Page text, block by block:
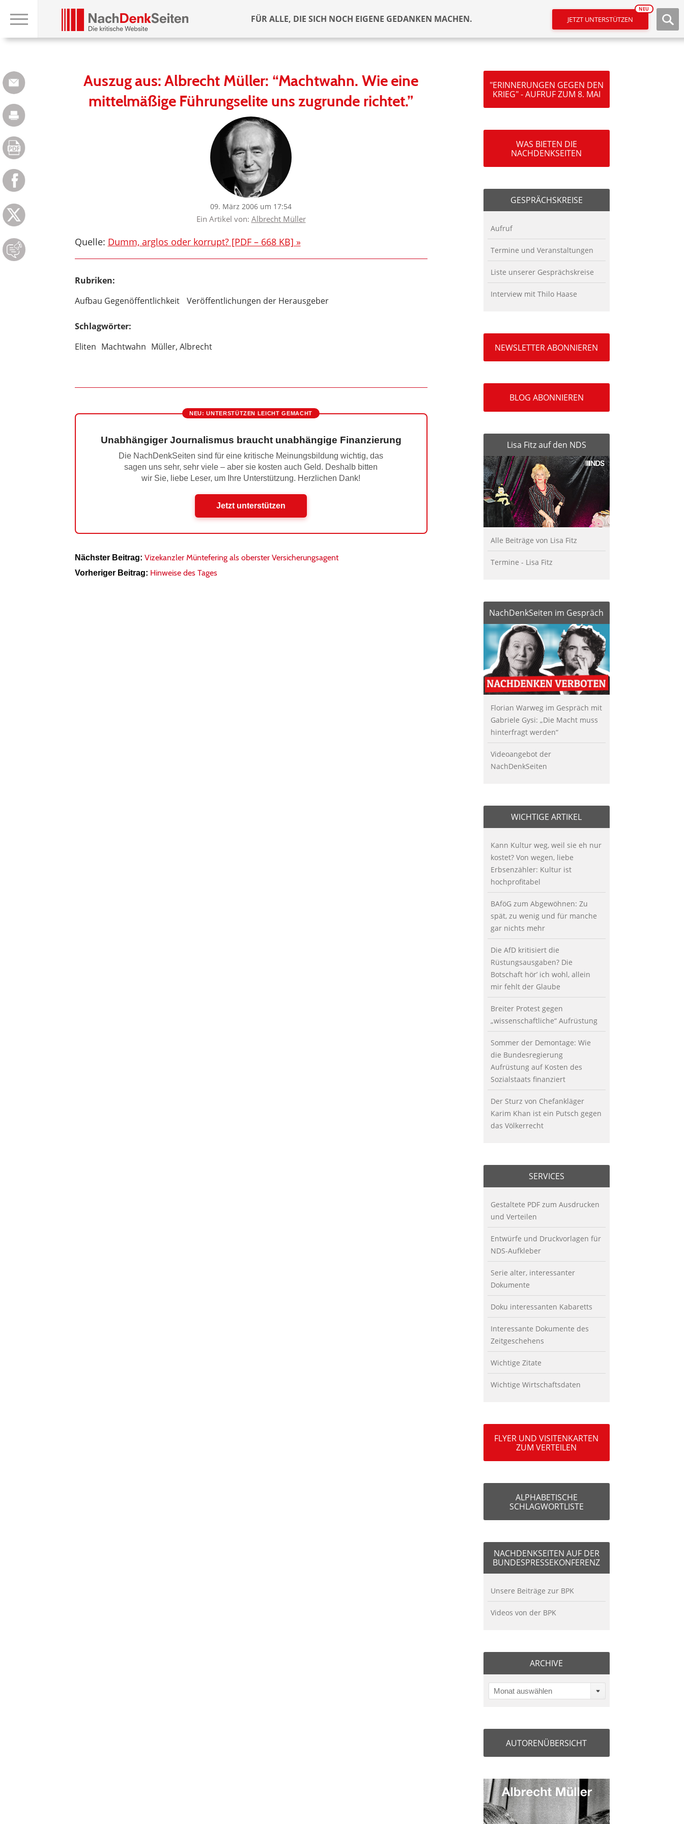
FÜR ALLE, DIE SICH NOCH EIGENE GEDANKEN MACHEN. JETZT UNTERSTÜTZEN
NEU
Auszug aus: Albrecht Müller: “Machtwahn. Wie eine
mittelmäßige Führungselite uns zugrunde richtet.”
09. März 2006 um 17:54
Ein Artikel von: Albrecht Müller
Quelle: Dumm, arglos oder korrupt? [PDF – 668 KB] »
Rubriken:
Aufbau Gegenöffentlichkeit
Veröffentlichungen der Herausgeber
Schlagwörter:
Eliten Machtwahn Müller, Albrecht
NEU: UNTERSTÜTZEN LEICHT GEMACHT
Unabhängiger Journalismus braucht unabhängige Finanzierung
Die NachDenkSeiten sind für eine kritische Meinungsbildung wichtig, das
sagen uns sehr, sehr viele – aber sie kosten auch Geld. Deshalb bitten
wir Sie, liebe Leser, um Ihre Unterstützung. Herzlichen Dank!
Jetzt unterstützen
Nächster Beitrag: Vizekanzler Müntefering als oberster Versicherungsagent
Vorheriger Beitrag: Hinweise des Tages
"ERINNERUNGEN GEGEN DEN
KRIEG" - AUFRUF ZUM 8. MAI
WAS BIETEN DIE
NACHDENKSEITEN
GESPRÄCHSKREISE
Aufruf
Termine und Veranstaltungen
Liste unserer Gesprächskreise
Interview mit Thilo Haase
NEWSLETTER ABONNIEREN
BLOG ABONNIEREN
Lisa Fitz auf den NDS
Alle Beiträge von Lisa Fitz
Termine - Lisa Fitz
NachDenkSeiten im Gespräch
Florian Warweg im Gespräch mit
Gabriele Gysi: „Die Macht muss
hinterfragt werden“
Videoangebot der
NachDenkSeiten
WICHTIGE ARTIKEL
Kann Kultur weg, weil sie eh nur
kostet? Von wegen, liebe
Erbsenzähler: Kultur ist
hochprofitabel
BAföG zum Abgewöhnen: Zu
spät, zu wenig und für manche
gar nichts mehr
Die AfD kritisiert die
Rüstungsausgaben? Die
Botschaft hör’ ich wohl, allein
mir fehlt der Glaube
Breiter Protest gegen
„wissenschaftliche“ Aufrüstung
Sommer der Demontage: Wie
die Bundesregierung
Aufrüstung auf Kosten des
Sozialstaats finanziert
Der Sturz von Chefankläger
Karim Khan ist ein Putsch gegen
das Völkerrecht
SERVICES
Gestaltete PDF zum Ausdrucken
und Verteilen
Entwürfe und Druckvorlagen für
NDS-Aufkleber
Serie alter, interessanter
Dokumente
Doku interessanten Kabaretts
Interessante Dokumente des
Zeitgeschehens
Wichtige Zitate
Wichtige Wirtschaftsdaten
FLYER UND VISITENKARTEN
ZUM VERTEILEN
ALPHABETISCHE
SCHLAGWORTLISTE
NACHDENKSEITEN AUF DER
BUNDESPRESSEKONFERENZ
Unsere Beiträge zur BPK
Videos von der BPK
ARCHIVE
Monat auswählen
AUTORENÜBERSICHT